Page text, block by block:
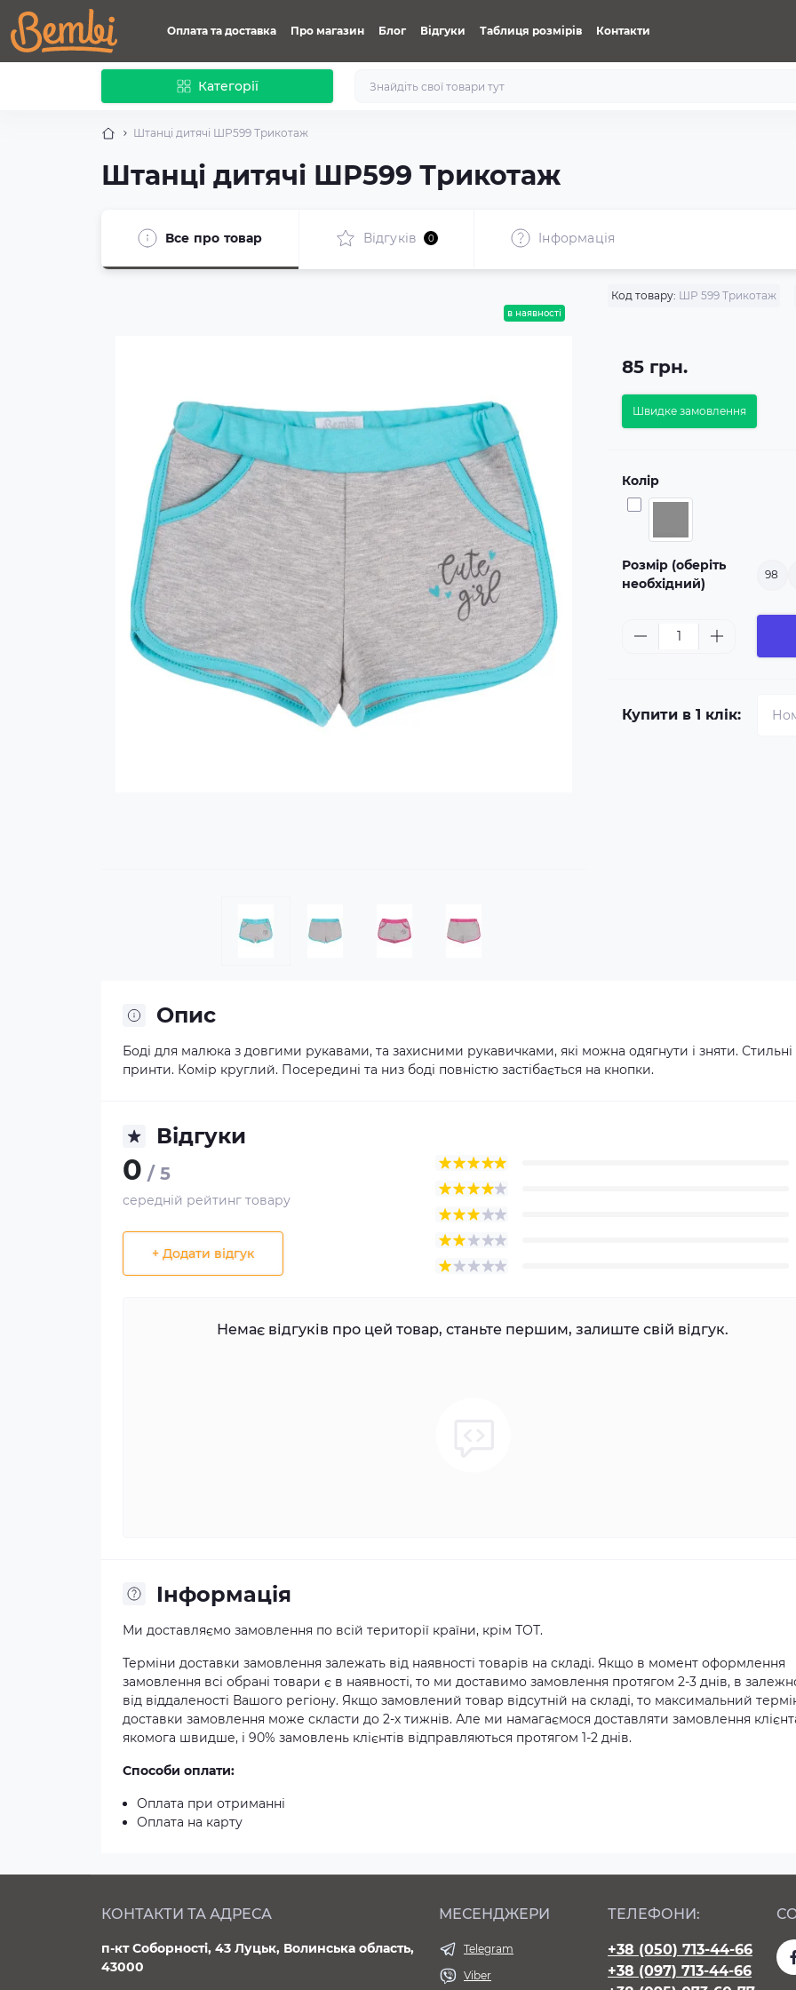
Оплата та доставка Про магазин Блог Відгуки Таблиця розмірів Контакти
Категорії
Штанці дитячі ШР599 Трикотаж
Штанці дитячі ШР599 Трикотаж
Все про товар Відгуків 0 Iнформація
в наявності
Код товару: ШР 599 Трикотаж
85 грн.
Швидке замовлення
Колір
Розмір (оберіть
необхідний)
98
Купити в 1 клік:
Опис
Боді для малюка з довгими рукавами, та захисними рукавичками, які можна одягнути і зняти. Стильні
принти. Комір круглий. Посередині та низ боді повністю застібається на кнопки.
Відгуки
0 / 5
середній рейтинг товару
+ Додати відгук
Немає відгуків про цей товар, станьте першим, залиште свій відгук.
Iнформація
Ми доставляємо замовлення по всій території країни, крім ТОТ.
Терміни доставки замовлення залежать від наявності товарів на складі. Якщо в момент оформлення
замовлення всі обрані товари є в наявності, то ми доставимо замовлення протягом 2-3 днів, в
від віддаленості Вашого регіону. Якщо замовлений товар відсутній на складі, то максимальний
доставки замовлення може скласти до 2-х тижнів. Але ми намагаємося доставляти замовлення
якомога швидше, і 90% замовлень клієнтів відправляються протягом 1-2 днів.
Способи оплати:
Оплата при отриманні
Оплата на карту
КОНТАКТИ ТА АДРЕСА
п-кт Соборності, 43 Луцьк, Волинська область,
43000
МЕСЕНДЖЕРИ
Telegram
Viber
ТЕЛЕФОНИ:
+38 (050) 713-44-66
+38 (097) 713-44-66